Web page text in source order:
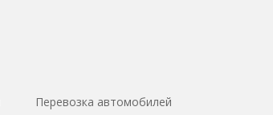
Перевозка автомобилей